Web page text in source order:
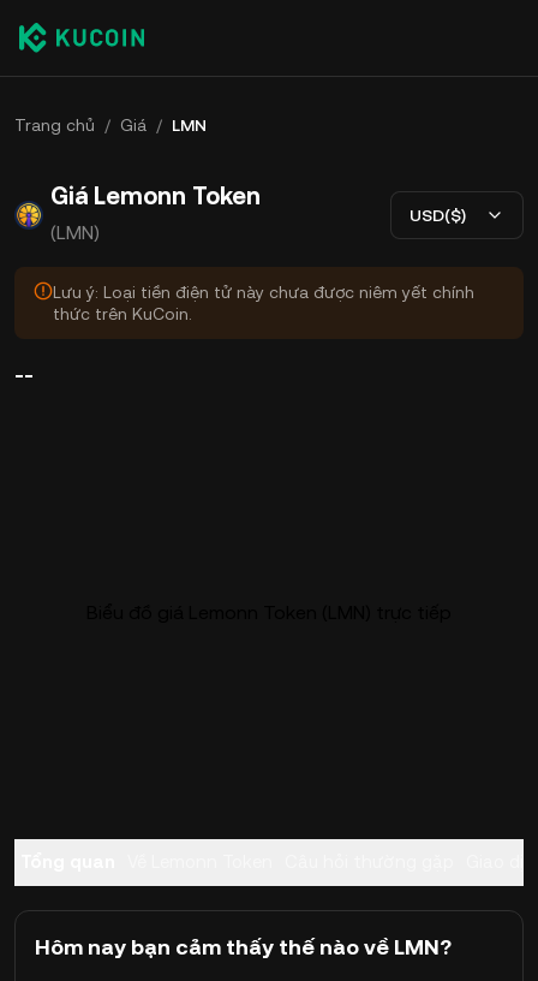
Trang chủ / Giá / LMN
Giá Lemonn Token
(LMN)
USD($)
Lưu ý: Loại tiền điện tử này chưa được niêm yết chính
thức trên KuCoin.
--
Hôm nay bạn cảm thấy thế nào về LMN?